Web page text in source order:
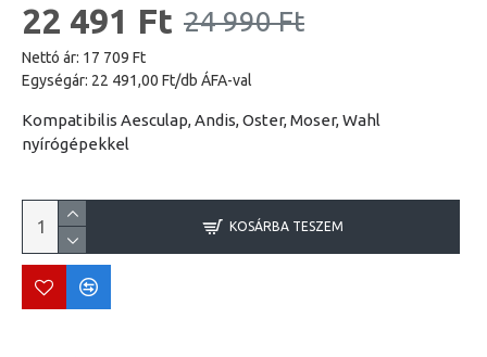
22 491 Ft 24 990 Ft
Nettó ár: 17 709 Ft
Egységár: 22 491,00 Ft/db ÁFA-val
Kompatibilis Aesculap, Andis, Oster, Moser, Wahl
nyírógépekkel
KOSÁRBA TESZEM